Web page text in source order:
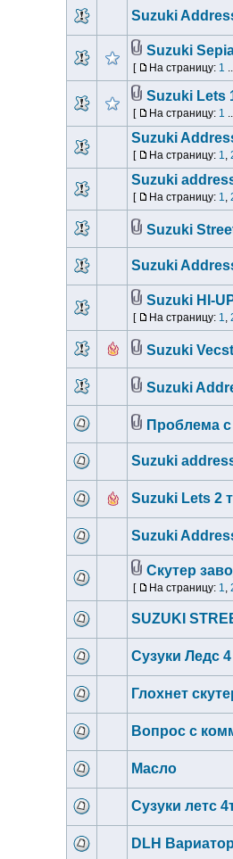
Suzuki
Suzuki
[ На страницу: 1
Suzuki Lets
[ На страницу: 1
Suzuki
[ На страницу: 1,
Suzuki
[ На страницу: 1,
Suzuki
Suzuki
Suzuki HI-
[ На страницу: 1,
Suzuki
Suzuki
Проблема
Suzuki
Suzuki Lets 2
Suzuki
Скутер
[ На страницу: 1,
SUZUKI
Сузуки Ледс 4
Глохнет
Вопрос с
Масло
Сузуки летс
DLH